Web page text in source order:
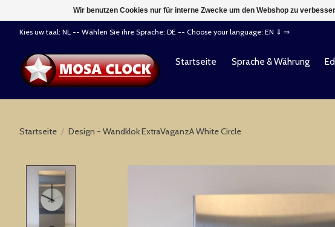
Kies uw taal: NL -- Wählen Sie ihre Sprache: DE -- Choose your language: EN ⇓ ⇒
Startseite Sprache & Währung
Startseite / Design - Wandklok ExtraVaganzA White Circle
Wir benutzen Cookies nur für interne Zwecke um den Webshop zu